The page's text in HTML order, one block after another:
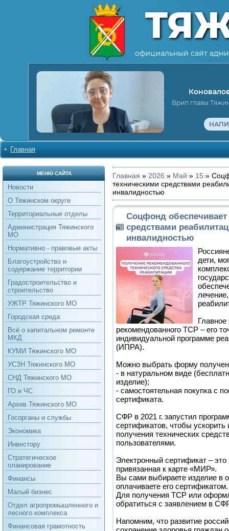
официальный сайт
Врип главы
Главная
МЕНЮ САЙТА
Новости
О Тяжинском округе
Территориальные отделы
Администрация Тяжинского
МО
Нормативно - правовые акты
Благоустройство и
содержание территории
Градостроительство и
строительство
УЖТР Тяжинского МО
Городская среда
Всё о капитальном ремонте
МКД
КУМИ Тяжинского МО
УСЗН Тяжинского МО
СНД Тяжинского МО
ГО и ЧС
Архив Тяжинского МО
Госорганы и службы
Экономика
Инвестору
Стратегическое
планирование
Финансы
Малый бизнес
Отдел агропромышленного и
лесного комплекса
Финансовая грамотность
Главная » 2026 » Май » 15 »
техническими средствами
инвалидностью
Соцфонд обеспечивает
средствами
инвалидностью
дети,
рекомендованного ТСР – его
индивидуальной программе
(ИПРА).
Можно выбрать форму
- в натуральном виде
изделие);
- самостоятельная покупка с
сертификата.
СФР в 2021 г. запустил
сертификатов, чтобы ускорить
получения технических
пользователями.
Электронный сертификат – это
привязанная к карте «МИР».
Вы сами выбираете изделие в
оплачиваете его сертификатом.
Для получения ТСР или
обратиться с заявлением в
Напомним, что развитие